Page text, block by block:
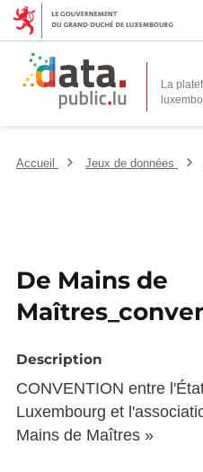
La
Accueil Jeux de données
De Mains de
Description
CONVENTION entre
Luxembourg et
Mains de Maîtres »